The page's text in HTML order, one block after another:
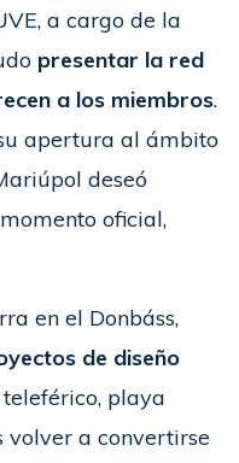
a cargo de la
presentar la red
a los miembros.
apertura al ámbito
deseó
oficial,
en el Donbáss,
de diseño
teleférico, playa
volver a convertirse